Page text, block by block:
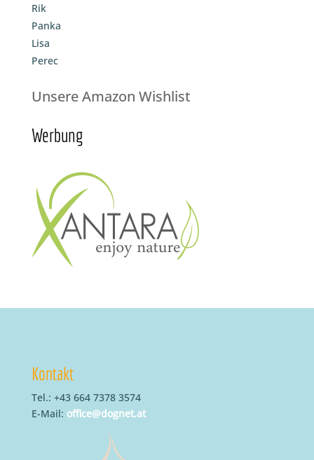
Rik
Panka
Lisa
Perec
Unsere Amazon Wishlist
Werbung
Kontakt
Tel.: +43 664 7378 3574
E-Mail: office@dognet.at